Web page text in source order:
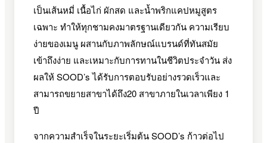
เป็นเส้นหมี่ เนื้อไก่ ผักสด และน้ำพริกแคปหมูสูตร
เฉพาะ ทำให้ทุกชามคงมาตรฐานเดียวกัน ความเรียบ
ง่ายของเมนู ผสานกับภาพลักษณ์แบรนด์ที่ทันสมัย
เข้าถึงง่าย และเหมาะกับการทานในชีวิตประจำวัน ส่ง
ผลให้ SOOD’s ได้รับการตอบรับอย่างรวดเร็วและ
สามารถขยายสาขาได้ถึง20 สาขาภายในเวลาเพียง 1
ปี
จากความสำเร็จในระยะเริ่มต้น SOOD’s ก้าวต่อไป